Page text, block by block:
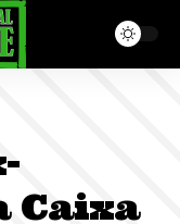
Caixa